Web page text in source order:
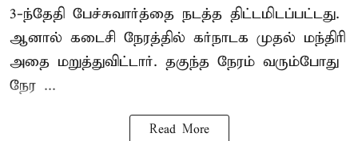
3-ந்தேதி பேச்சுவார்த்தை நடத்த திட்டமிடப்பட்டது.
ஆனால் கடைசி நேரத்தில் கர்நாடக முதல் மந்திரி
அதை மறுத்துவிட்டார். தகுந்த நேரம் வரும்போது
நேர ...
Read More